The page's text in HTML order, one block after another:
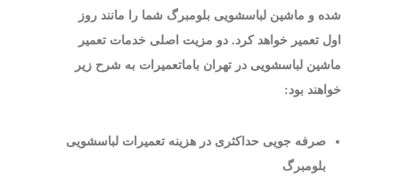
شده و ماشین لباسشویی بلومبرگ شما را مانند روز
اول تعمیر خواهد کرد. دو مزیت اصلی خدمات تعمیر
ماشین لباسشویی در تهران باماتعمیرات به شرح زیر
خواهند بود:
صرفه جویی حداکثری در هزینه تعمیرات لباسشویی
بلومبرگ